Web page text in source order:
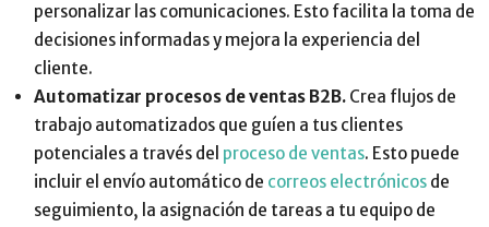
personalizar las comunicaciones. Esto facilita la toma de
decisiones informadas y mejora la experiencia del
cliente.
Automatizar procesos de ventas B2B. Crea flujos de
trabajo automatizados que guíen a tus clientes
potenciales a través del proceso de ventas. Esto puede
incluir el envío automático de correos electrónicos de
seguimiento, la asignación de tareas a tu equipo de